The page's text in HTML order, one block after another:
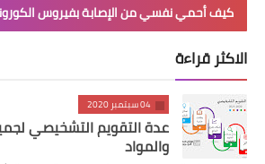
كيف أحمي نفسي من الإصابة بفيروس
الاكثر قراءة
04 سبتمبر 2020
عدة التقويم التشخيصي
والمواد